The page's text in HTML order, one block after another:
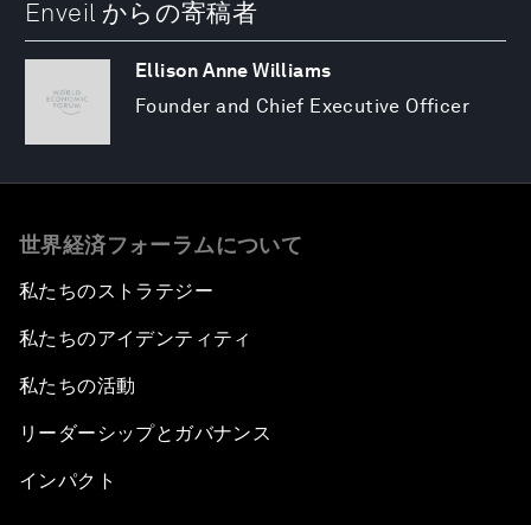
Enveil からの寄稿者
Ellison Anne Williams
Founder and Chief Executive Officer
世界経済フォーラムについて
私たちのストラテジー
私たちのアイデンティティ
私たちの活動
リーダーシップとガバナンス
インパクト